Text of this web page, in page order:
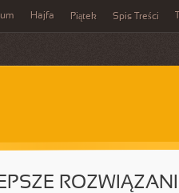
Hajfa Piątek Spis Treści